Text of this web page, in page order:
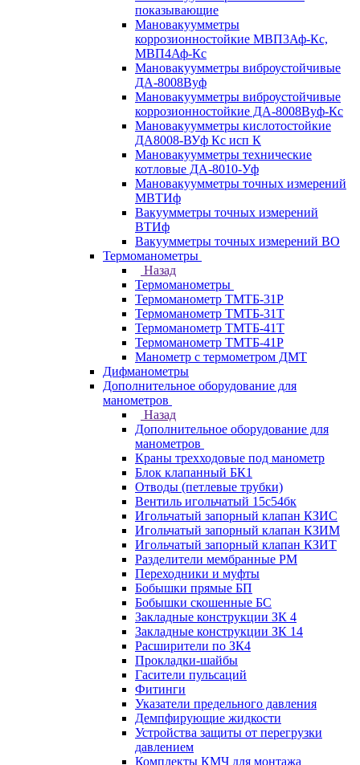
показывающие
Мановакуумметры
коррозионностойкие МВП3Аф-Кс,
МВП4Аф-Кс
Мановакуумметры виброустойчивые
ДА-8008Вуф
Мановакуумметры виброустойчивые
коррозионностойкие ДА-8008Вуф-Кс
Мановакуумметры кислотостойкие
ДА8008-ВУф Кс исп К
Мановакуумметры технические
котловые ДА-8010-Уф
Мановакуумметры точных измерений
МВТИф
Вакуумметры точных измерений
ВТИф
Вакуумметры точных измерений ВО
Термоманометры
Назад
Термоманометры
Термоманометр ТМТБ-31Р
Термоманометр ТМТБ-31Т
Термоманометр ТМТБ-41Т
Термоманометр ТМТБ-41Р
Манометр с термометром ДМТ
Дифманометры
Дополнительное оборудование для
манометров
Назад
Дополнительное оборудование для
манометров
Краны трехходовые под манометр
Блок клапанный БК1
Отводы (петлевые трубки)
Вентиль игольчатый 15с54бк
Игольчатый запорный клапан КЗИС
Игольчатый запорный клапан КЗИМ
Игольчатый запорный клапан КЗИТ
Разделители мембранные РМ
Переходники и муфты
Бобышки прямые БП
Бобышки скошенные БС
Закладные конструкции ЗК 4
Закладные конструкции ЗК 14
Расширители по ЗК4
Прокладки-шайбы
Гасители пульсаций
Фитинги
Указатели предельного давления
Демпфирующие жидкости
Устройства защиты от перегрузки
давлением
Комплекты КМЧ для монтажа